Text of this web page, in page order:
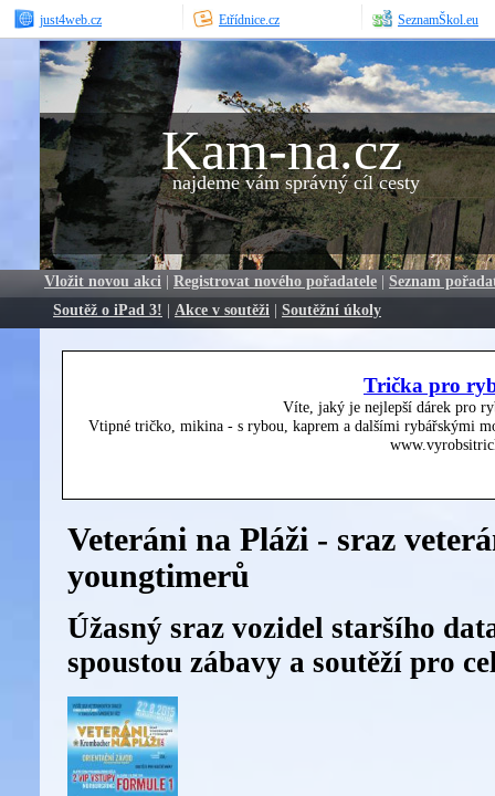
just4web.cz Etřídnice.cz SeznamŠkol.eu
Kam-na.cz
najdeme vám správný cíl cesty
Vložit novou akci | Registrovat nového pořadatele | Seznam
Soutěž o iPad 3! | Akce v soutěži | Soutěžní úkoly
Trička pro
Víte, jaký je nejlepší dárek pro
Vtipné tričko, mikina - s rybou, kaprem a dalšími rybářskými
Veteráni na Pláži - sraz
youngtimerů
Úžasný sraz vozidel staršího
spoustou zábavy a soutěží pro